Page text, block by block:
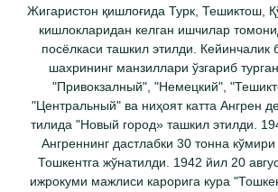
Жигаристон қишлоғида Турк, Тешиктош,
кишлокларидан келган ишчилар
посёлкаси ташкил этилди. Кейинчалик
шахрининг манзиллари ўзгариб
"Привокзалный", "Немецкий",
"Центральный" ва ниҳоят катта Ангрен
тилида "Новый город» ташкил этилди.
Ангреннинг дастлабки 30 тонна
Тошкентга жўнатилди. 1942 йил 20
ижрокуми мажлиси карорига кура